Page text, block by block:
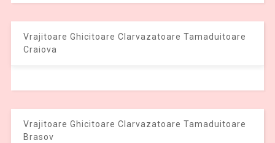
Vrajitoare Ghicitoare Clarvazatoare Tamaduitoare
Craiova
Vrajitoare Ghicitoare Clarvazatoare Tamaduitoare
Brasov